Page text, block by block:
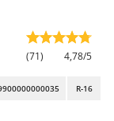
(71) 4,78/5
R-16